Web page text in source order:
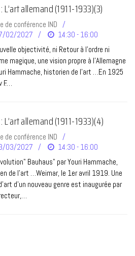
L’art allemand (1911-1933)(3)
de conférence IND
02/2027
14:30 - 16:00
objectivité, ni Retour à l'ordre ni
magique, une vision propre à l'Allemagne
Hammache, historien de l’art …En 1925
F.…
L’art allemand (1911-1933)(4)
de conférence IND
03/2027
14:30 - 16:00
Bauhaus" par Youri Hammache,
de l’art …Weimar, le 1er avril 1919. Une
d’un nouveau genre est inaugurée par